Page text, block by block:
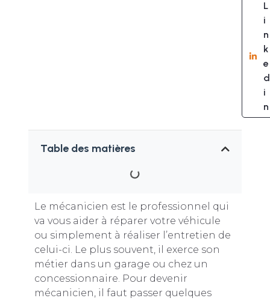
L
i
n
k
e
d
i
n
Table des matières
Le mécanicien est le professionnel qui
va vous aider à réparer votre véhicule
ou simplement à réaliser l’entretien de
celui-ci. Le plus souvent, il exerce son
métier dans un garage ou chez un
concessionnaire. Pour devenir
mécanicien, il faut passer quelques